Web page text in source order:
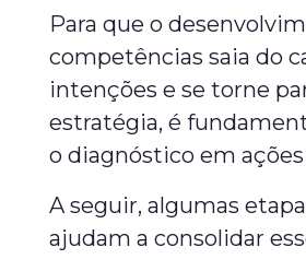
Para que o
competências saia do
intenções e se torne
estratégia, é
o diagnóstico em
A seguir, algumas
ajudam a consolidar